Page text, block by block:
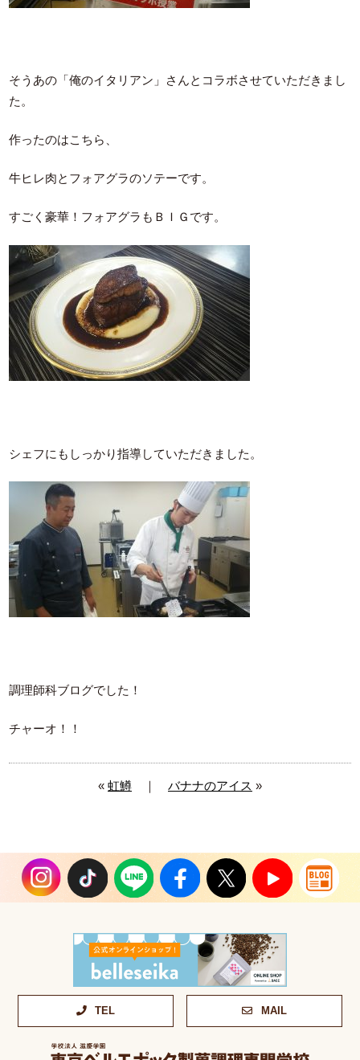
そうあの「俺のイタリアン」さんとコラボさせていただきまし
た。
作ったのはこちら、
牛ヒレ肉とフォアグラのソテーです。
すごく豪華！フォアグラもＢＩＧです。
シェフにもしっかり指導していただきました。
調理師科ブログでした！
チャーオ！！
« 虹鱒 バナナのアイス »
TEL MAIL